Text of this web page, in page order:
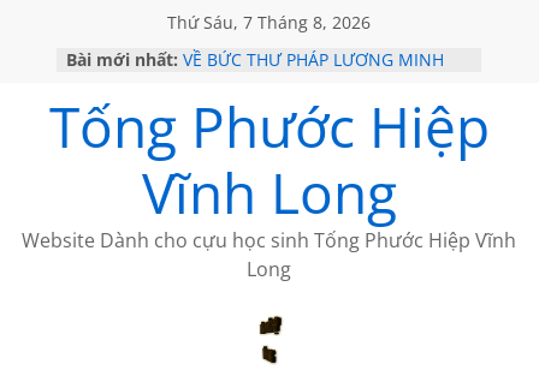
Thứ Sáu, 7 Tháng 8, 2026
Bài mới nhất: VỀ BỨC THƯ PHÁP LƯƠNG MINH
HỌC SỬ HỒI XƯA
MỘT ĐỜI ĐI QUA NHỮNG TRANG
SÁCH
BẤT CHỢT CỦA CHÂU LỆ DUNG
CÀ PHÊ NGẮM NÚI
Tống Phước Hiệp
Vĩnh Long
Website Dành cho cựu học sinh Tống Phước Hiệp Vĩnh
Long